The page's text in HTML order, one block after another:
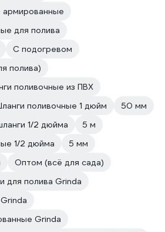
армированные
для полива
С подогревом
полива)
поливочные из ПВХ
поливочные 1 дюйм
50 мм
1/2 дюйма
5 м
1/2 дюйма
5 мм
Оптом (всё для сада)
для полива Grinda
Grinda